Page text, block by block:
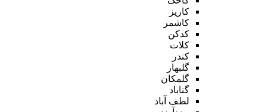
کاریز
کاشمر
کدکن
کلات
کندر
گلبهار
گلمکان
گناباد
لطف آباد